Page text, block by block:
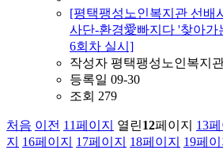
[평택팽성노인복지관 선배
사단-환경愛빠지다 '찾아가
6회차 실시]
작성자 평택팽성노인복지
등록일 09-30
조회 279
처음 이전 11페이지 열린12페이지 13페
지
16페이지 17페이지 18페이지 19페이